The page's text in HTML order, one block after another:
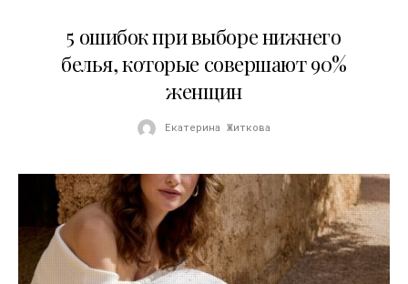
5 ошибок при выборе нижнего
белья, которые совершают 90%
женщин
Екатерина Житкова